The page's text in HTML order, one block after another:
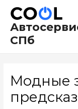
содержимому
СПб
Модные
по
записям